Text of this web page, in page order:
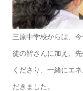
三原中学校からは、
徒の皆さんに加え、
くださり、一緒にエ
だきました。